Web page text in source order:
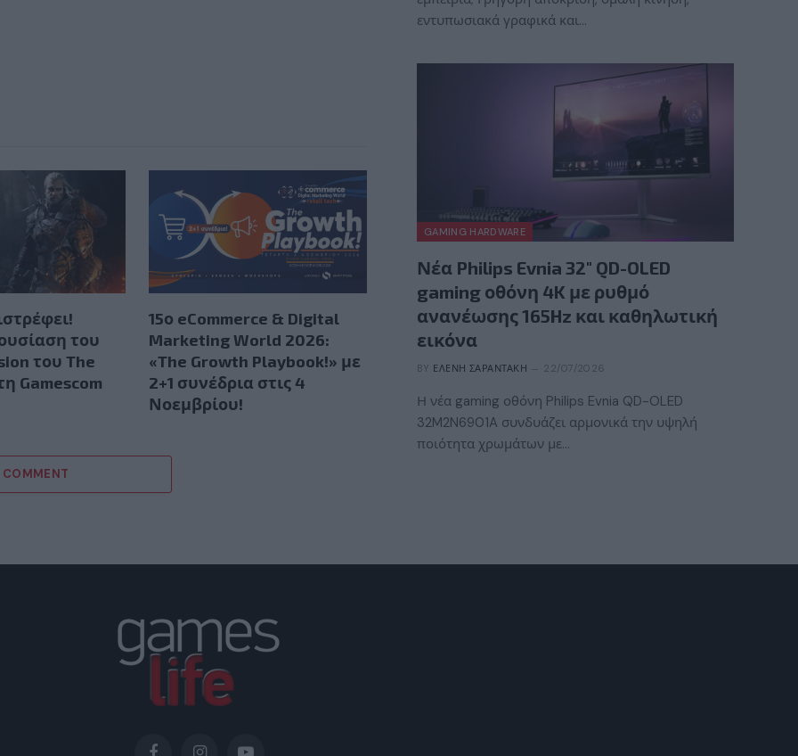
του
του The
Gamescom
15ο eCommerce & Digital
Marketing World 2026:
«The Growth Playbook!» με
2+1 συνέδρια στις 4
Νοεμβρίου!
COMMENT
εντυπωσιακά γραφικά και…
GAMING HARDWARE
Νέα Philips Evnia 32″ QD-OLED
gaming οθόνη 4K με ρυθμό
ανανέωσης 165Hz και καθηλωτική
εικόνα
BY ΕΛΈΝΗ ΣΑΡΑΝΤΆΚΗ 22/07/2026
Η νέα gaming οθόνη Philips Evnia QD-OLED
32M2N6901A συνδυάζει αρμονικά την υψηλή
ποιότητα χρωμάτων με…